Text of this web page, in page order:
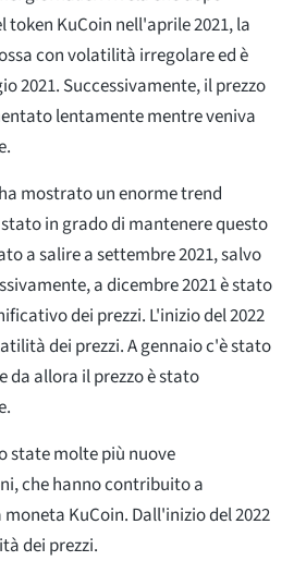
token KuCoin nell'aprile 2021, la
con volatilità irregolare ed è
2021. Successivamente, il prezzo
lentamente mentre veniva
mostrato un enorme trend
in grado di mantenere questo
a salire a settembre 2021, salvo
a dicembre 2021 è stato
dei prezzi. L'inizio del 2022
dei prezzi. A gennaio c'è stato
da allora il prezzo è stato
state molte più nuove
che hanno contribuito a
KuCoin. Dall'inizio del 2022
dei prezzi.